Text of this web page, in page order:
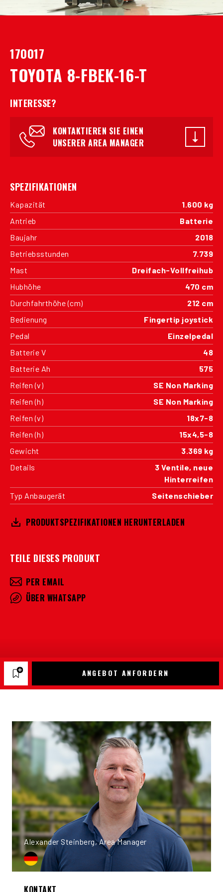
170017
TOYOTA 8-FBEK-16-T
INTERESSE?
KONTAKTIEREN SIE EINEN
UNSERER AREA MANAGER
SPEZIFIKATIONEN
Kapazität
1.600 kg
Antrieb
Batterie
Baujahr
2018
Betriebsstunden
7.739
Mast
Dreifach-Vollfreihub
Hubhöhe
470 cm
Durchfahrthöhe (cm)
212 cm
Bedienung
Fingertip joystick
Pedal
Einzelpedal
Batterie V
48
Batterie Ah
575
Reifen (v)
SE Non Marking
Reifen (h)
SE Non Marking
Reifen (v)
18x7-8
Reifen (h)
15x4,5-8
Gewicht
3.369 kg
Details
3 Ventile, neue
Hinterreifen
Typ Anbaugerät
Seitenschieber
PRODUKTSPEZIFIKATIONEN HERUNTERLADEN
TEILE DIESES PRODUKT
PER EMAIL
ÜBER WHATSAPP
ANGEBOT ANFORDERN
Alexander Steinberg, Area Manager
KONTAKT